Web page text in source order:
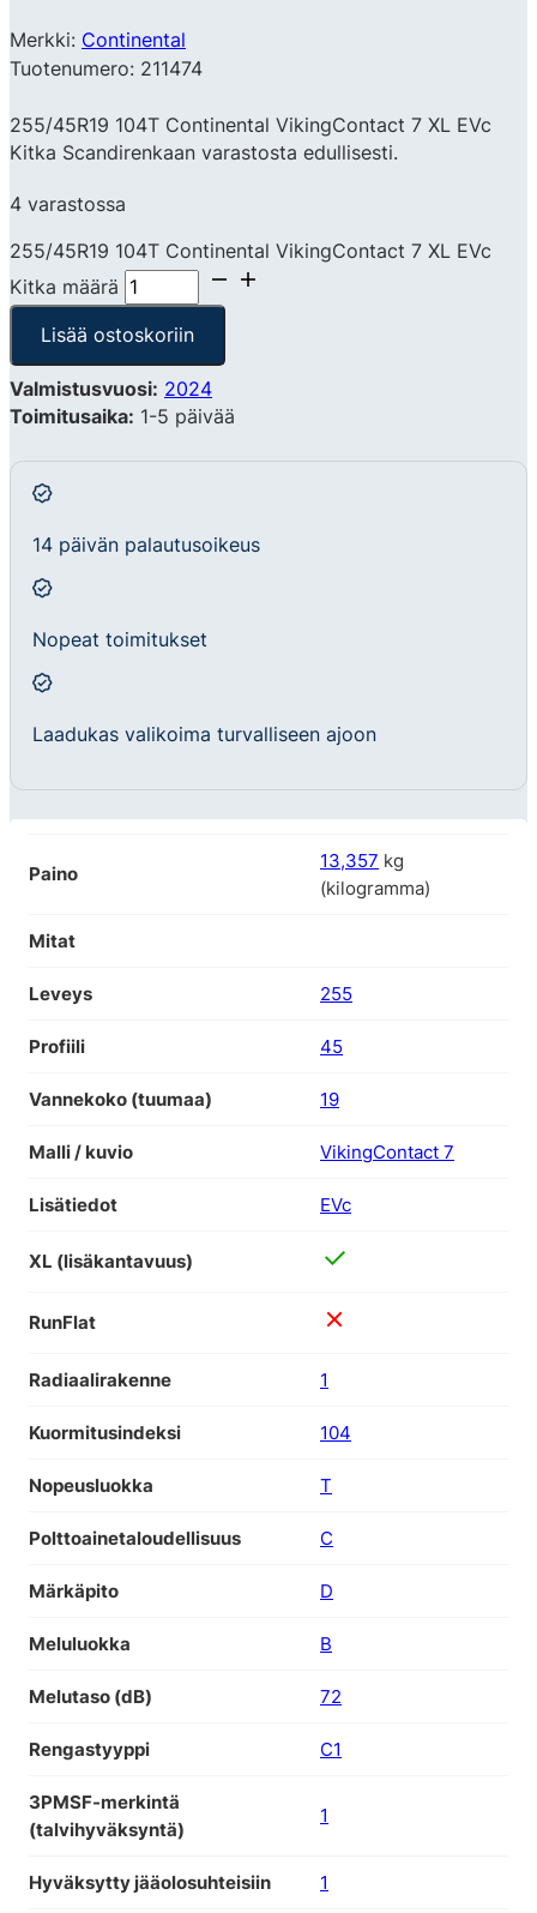
Merkki: Continental
Tuotenumero: 211474
255/45R19 104T Continental VikingContact 7 XL EVc
Kitka Scandirenkaan varastosta edullisesti.
4 varastossa
255/45R19 104T Continental VikingContact 7 XL EVc
Kitka määrä
Lisää ostoskoriin
Valmistusvuosi: 2024
Toimitusaika: 1-5 päivää
14 päivän palautusoikeus
Nopeat toimitukset
Laadukas valikoima turvalliseen ajoon
Paino
13,357 kg
(kilogramma)
Mitat
Leveys 255
Profiili 45
Vannekoko (tuumaa) 19
Malli / kuvio VikingContact 7
Lisätiedot EVc
XL (lisäkantavuus)
RunFlat
Radiaalirakenne 1
Kuormitusindeksi 104
Nopeusluokka T
Polttoainetaloudellisuus C
Märkäpito D
Meluluokka B
Melutaso (dB) 72
Rengastyyppi C1
3PMSF-merkintä
(talvihyväksyntä)
1
Hyväksytty jääolosuhteisiin 1